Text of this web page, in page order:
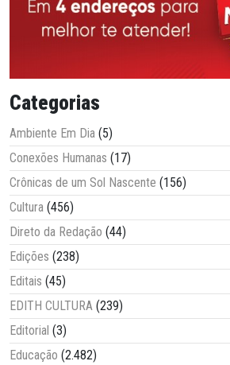
Categorias
Ambiente Em Dia (5)
Conexões Humanas (17)
Crônicas de um Sol Nascente (156)
Cultura (456)
Direto da Redação (44)
Edições (238)
Editais (45)
EDITH CULTURA (239)
Editorial (3)
Educação (2.482)